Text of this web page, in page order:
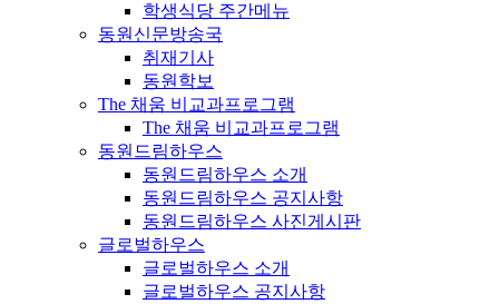
학생식당 주간메뉴
동원신문방송국
취재기사
동원학보
The 채움 비교과프로그램
The 채움 비교과프로그램
동원드림하우스
동원드림하우스 소개
동원드림하우스 공지사항
동원드림하우스 사진게시판
글로벌하우스
글로벌하우스 소개
글로벌하우스 공지사항